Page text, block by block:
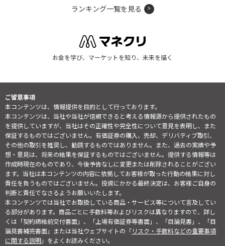
ランキング一覧を見る
お金を学び、マーケットを知り、未来を描く
ご留意事項
本コンテンツは、情報提供を目的として行っております。
本コンテンツは、当社や当社が信頼できると考える情報源から提供されたもの
を提供していますが、当社はその正確性や完全性について意見を表明し、また
保証するものではございません。有価証券の購入、売却、デリバティブ取引、
その他の取引を推奨し、勧誘するものではありません。また、過去の実績や予
想・意見は、将来の結果を保証するものではございません。提供する情報等は
作成時現在のものであり、今後予告なしに変更または削除されることがござい
ます。当社は本コンテンツの内容に依拠してお客様が取った行動の結果に対し
責任を負うものではございません。投資にかかる最終決定は、お客様ご自身の
判断と責任でなさるようお願いいたします。
本コンテンツでは当社でお取扱している商品・サービス等について言及してい
る部分があります。商品ごとに手数料等およびリスクは異なりますので、詳し
くは「契約締結前交付書面」、「上場有価証券等書面」、「目論見書」、「目
論見書補完書面」または当社ウェブサイトの「リスク・手数料などの重要事項
に関する説明」をよくお読みください。